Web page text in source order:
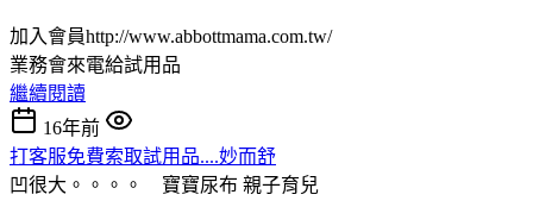
加入會員http://www.abbottmama.com.tw/
業務會來電給試用品
繼續閱讀
16年前
打客服免費索取試用品....妙而舒
凹很大。。。。 寶寶尿布 親子育兒